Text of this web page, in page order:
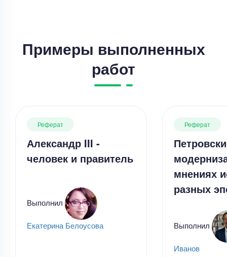
Примеры выполненных
работ
Реферат
Александр III -
человек и правитель
Выполнил
Екатерина Белоусова
Реферат
мнениях
разных
Выполнил
Иванов